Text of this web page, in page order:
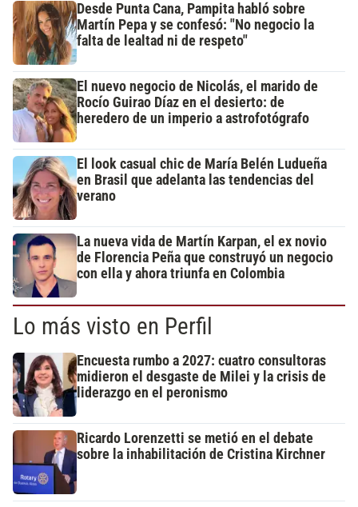
Desde Punta Cana, Pampita habló sobre
Martín Pepa y se confesó: "No negocio la
falta de lealtad ni de respeto"
El nuevo negocio de Nicolás, el marido de
Rocío Guirao Díaz en el desierto: de
heredero de un imperio a astrofotógrafo
El look casual chic de María Belén Ludueña
en Brasil que adelanta las tendencias del
verano
La nueva vida de Martín Karpan, el ex novio
de Florencia Peña que construyó un negocio
con ella y ahora triunfa en Colombia
Lo más visto en Perfil
Encuesta rumbo a 2027: cuatro consultoras
midieron el desgaste de Milei y la crisis de
liderazgo en el peronismo
Ricardo Lorenzetti se metió en el debate
sobre la inhabilitación de Cristina Kirchner